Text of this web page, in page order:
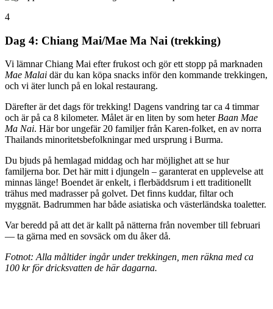
4
Dag 4: Chiang Mai/Mae Ma Nai (trekking)
Vi lämnar Chiang Mai efter frukost och gör ett stopp på marknaden
Mae Malai där du kan köpa snacks inför den kommande trekkingen,
och vi äter lunch på en lokal restaurang.
Därefter är det dags för trekking! Dagens vandring tar ca 4 timmar
och är på ca 8 kilometer. Målet är en liten by som heter Baan Mae
Ma Nai. Här bor ungefär 20 familjer från Karen-folket, en av norra
Thailands minoritetsbefolkningar med ursprung i Burma.
Du bjuds på hemlagad middag och har möjlighet att se hur
familjerna bor. Det här mitt i djungeln – garanterat en upplevelse att
minnas länge! Boendet är enkelt, i flerbäddsrum i ett traditionellt
trähus med madrasser på golvet. Det finns kuddar, filtar och
myggnät. Badrummen har både asiatiska och västerländska toaletter.
Var beredd på att det är kallt på nätterna från november till februari
— ta gärna med en sovsäck om du åker då.
Fotnot: Alla måltider ingår under trekkingen, men räkna med ca
100 kr för dricksvatten de här dagarna.